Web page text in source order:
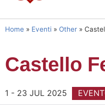
Home » Eventi » Other »
Castello
1 - 23 JUL 2025